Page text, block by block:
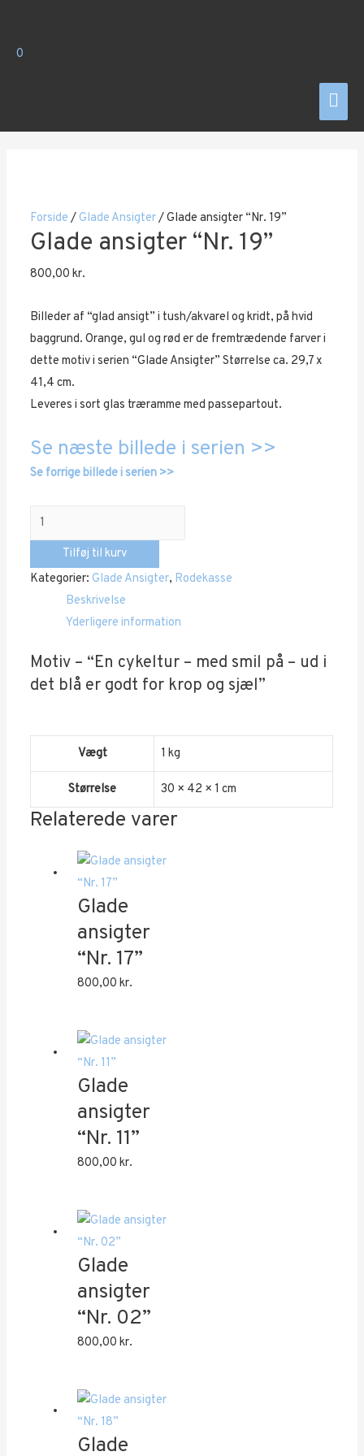
indholdet
0
Forside /Glade Ansigter/ Glade ansigter “Nr. 19”
Glade ansigter “Nr. 19”
800,00kr.
Billeder af “glad ansigt” i tush/akvarel og kridt, på hvid
baggrund. Orange, gul og rød er de fremtrædende farver i
dette motiv i serien “Glade Ansigter” Størrelse ca. 29,7 x
41,4 cm.
Leveres i sort glas træramme med passepartout.
Se næste billede i serien >>
Se forrige billede i serien >>
Glade
ansigter
19”
Tilføj til kurv
Kategorier:Glade Ansigter, Rodekasse
Beskrivelse
Yderligere information
Motiv – “En cykeltur – med smil på – ud i
det blå er godt for krop og sjæl”
Vægt 1 kg
Størrelse 30 × 42 × 1 cm
Relaterede varer
Glade
ansigter
“Nr. 17”
800,00kr.
Glade
ansigter
“Nr. 11”
800,00kr.
Glade
ansigter
“Nr. 02”
800,00kr.
Glade